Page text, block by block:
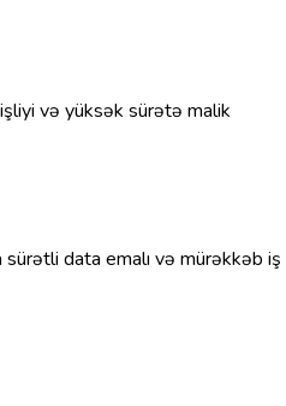
və yüksək sürətə malik
data emalı və mürəkkəb iş